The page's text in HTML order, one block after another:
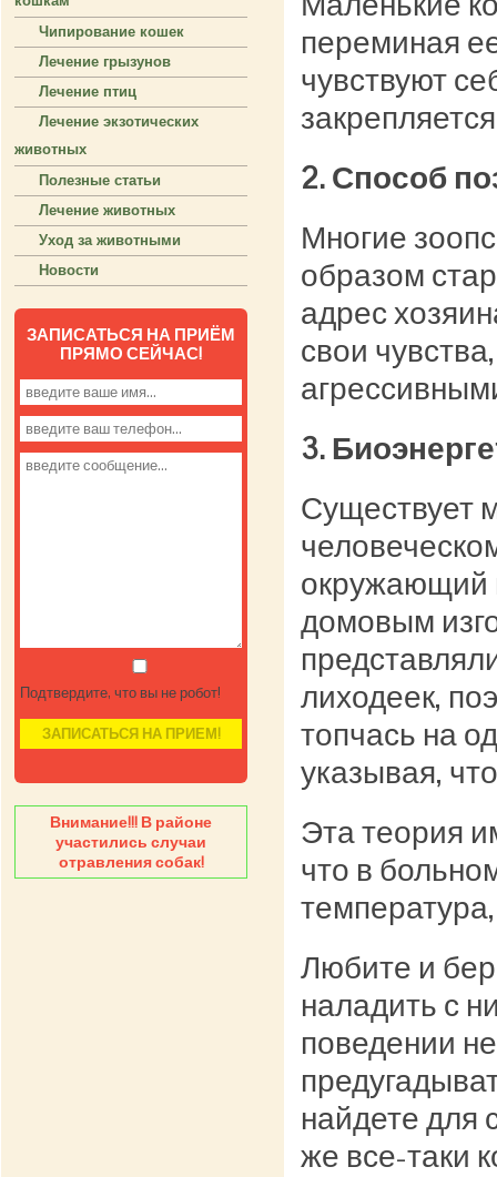
переминая
чувствуют
2. Способ
Многие
образом
адрес
свои
3.
Существует
окружающий
домовым
лиходеек,
топчась на
указывая,
Эта теория
что в
Любите и
наладить с
поведении
найдете для
же все-таки
Чипирование кошек
Лечение грызунов
Лечение птиц
Лечение экзотических
животных
Полезные статьи
Лечение животных
Уход за животными
Новости
ЗАПИСАТЬСЯ НА ПРИЁМ
ПРЯМО СЕЙЧАС!
Подтвердите, что вы не робот!
Внимание!!! В районе
участились случаи
отравления собак!